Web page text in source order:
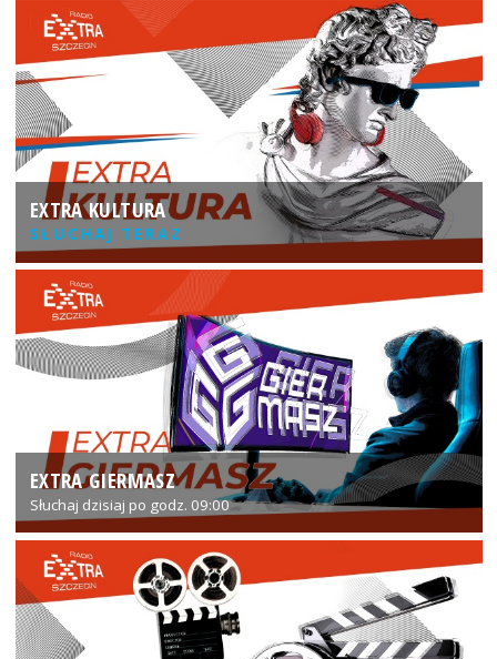
EXTRA KULTURA
SŁUCHAJ TERAZ
EXTRA GIERMASZ
Słuchaj dzisiaj po godz. 09:00